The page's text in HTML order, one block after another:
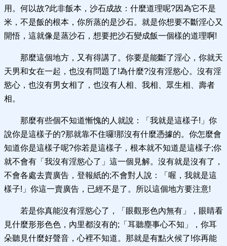
用。何以故?此非飯本，沙石成故：什麼道理呢?因為它不是
米，不是飯的根本，你所蒸的是沙石。就是你想要不斷淫心又
開悟，這就像是蒸沙石，想要把沙石變成飯一個樣的道理啊!
那麼這個地方，又有得講了。你要是能斷了淫心，你就天
天男和女在一起，也沒有問題了!為什麼?沒有淫慾心。沒有淫
慾心，也沒有男女相了，也沒有人相、我相、眾生相、壽者
相。
那麼有些個不知道慚愧的人就說：「我就是這樣子!」你
說你是這樣子的?那就靠不住囉!那沒有什麼憑據的。你怎麼會
知道你是這樣子呢?你若是這樣子，根本就不知道是這樣子;你
就不會有「我沒有淫慾心了」這一個見解。沒有就是沒有了，
不會各處去賣廣告，登報紙的;不會對人說：「喔，我就是這
樣子!」你這一賣廣告，已經不是了。所以這個地方要注意!
若是你真能沒有淫慾心了，「眼觀形色內無有」，眼睛看
見什麼形形色色，內里都沒有的;「耳聽塵事心不知」，你耳
朵聽見什麼好聲音，心裡不知道。那就是有點火候了!你再能